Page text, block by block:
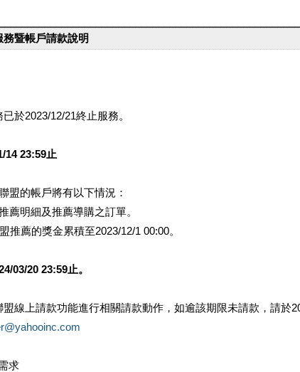
暨帳戶請款說明
於2023/12/21終止服務。
14 23:59止
盟的帳戶將有以下情況：
薦明細及推薦導購之訂單。
薦的獎金累積至2023/12/1 00:00。
03/20 23:59止。
線上請款功能進行相關請款動作，如逾該期限未請款，請於
求